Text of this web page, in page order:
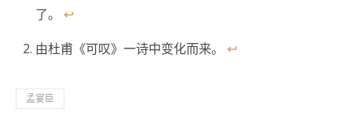
了。 ↩
由杜甫《可叹》一诗中变化而来。 ↩
孟宴臣